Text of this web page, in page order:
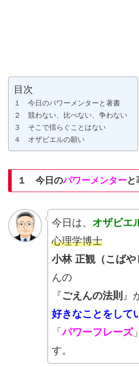
目次
１ 今日のパワーメンターと著書
２ 競わない、比べない、争わない
３ そこで揺らぐことはない
４ オザビエルの願い
１ 今日のパワーメンターと
今日は、 オザビエ
心理学博士
小林 正観（こばや
んの
『ごえんの法則 』
好きなことをして
「パワーフレーズ
す。